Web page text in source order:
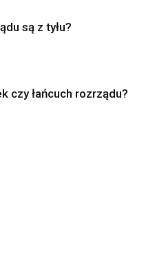
są z tyłu?
czy łańcuch rozrządu?